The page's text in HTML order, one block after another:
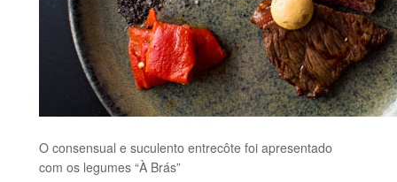
O consensual e suculento entrecôte foi apresentado
com os legumes “À Brás”